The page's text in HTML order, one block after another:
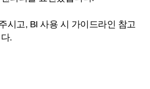
시고, BI 사용 시 가이드라인 참고
.